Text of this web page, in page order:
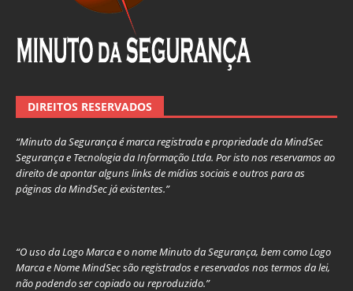
DIREITOS RESERVADOS
“Minuto da Segurança é marca registrada e propriedade da MindSec
Segurança e Tecnologia da Informação Ltda. Por isto nos reservamos ao
direito de apontar alguns links de mídias sociais e outros para as
páginas da MindSec já existentes.”
“O uso da Logo Marca e o nome Minuto da Segurança, bem como Logo
Marca e Nome MindSec são registrados e reservados nos termos da lei,
não podendo ser copiado ou reproduzido.”